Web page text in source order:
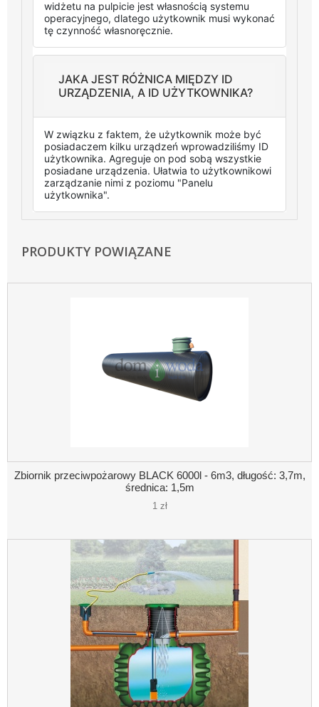
widżetu na pulpicie jest własnością systemu
operacyjnego, dlatego użytkownik musi wykonać
tę czynność własnoręcznie.
JAKA JEST RÓŻNICA MIĘDZY ID
URZĄDZENIA, A ID UŻYTKOWNIKA?
W związku z faktem, że użytkownik może być
posiadaczem kilku urządzeń wprowadziliśmy ID
użytkownika. Agreguje on pod sobą wszystkie
posiadane urządzenia. Ułatwia to użytkownikowi
zarządzanie nimi z poziomu "Panelu
użytkownika".
PRODUKTY POWIĄZANE
Zbiornik przeciwpożarowy BLACK 6000l - 6m3, długość: 3,7m,
średnica: 1,5m
1 zł